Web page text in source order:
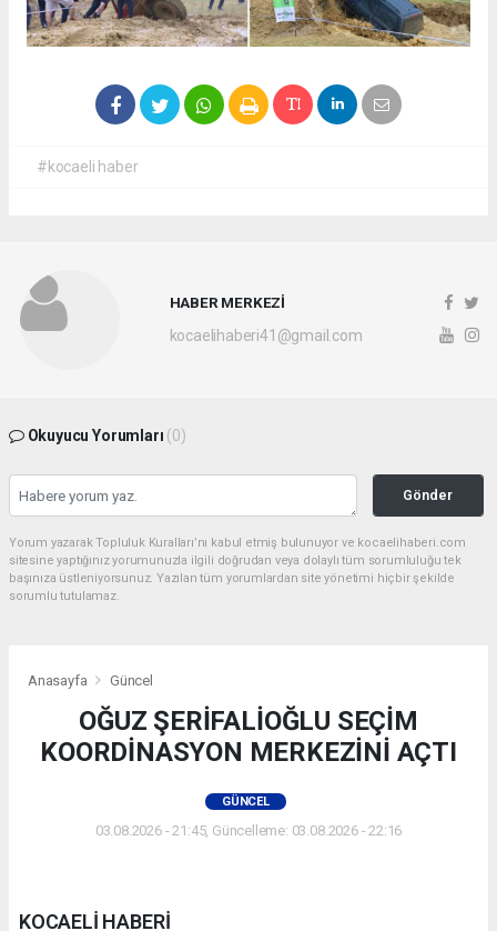
#kocaeli haber
HABER MERKEZİ
kocaelihaberi41@gmail.com
Okuyucu Yorumları (0)
Gönder
Yorum yazarak Topluluk Kuralları’nı kabul etmiş bulunuyor ve kocaelihaberi.com
sitesine yaptığınız yorumunuzla ilgili doğrudan veya dolaylı tüm sorumluluğu tek
başınıza üstleniyorsunuz. Yazılan tüm yorumlardan site yönetimi hiçbir şekilde
sorumlu tutulamaz.
Anasayfa Güncel
OĞUZ ŞERİFALİOĞLU SEÇİM
KOORDİNASYON MERKEZİNİ AÇTI
GÜNCEL
03.08.2026 - 21:45, Güncelleme: 03.08.2026 - 22:16
KOCAELİ HABERİ